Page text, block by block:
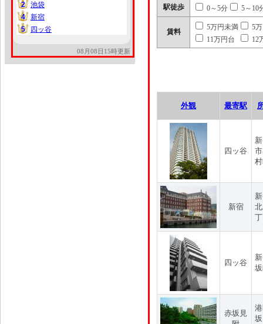
2
2
池袋
4
4
新宿
5
5 四ッ谷
08月08日15時更新
駅徒歩 0～5分 5～10
賃料
5万円未満
5
11万円台
12
外観 最寄駅
四ッ谷
新宿
四ッ谷
赤坂見